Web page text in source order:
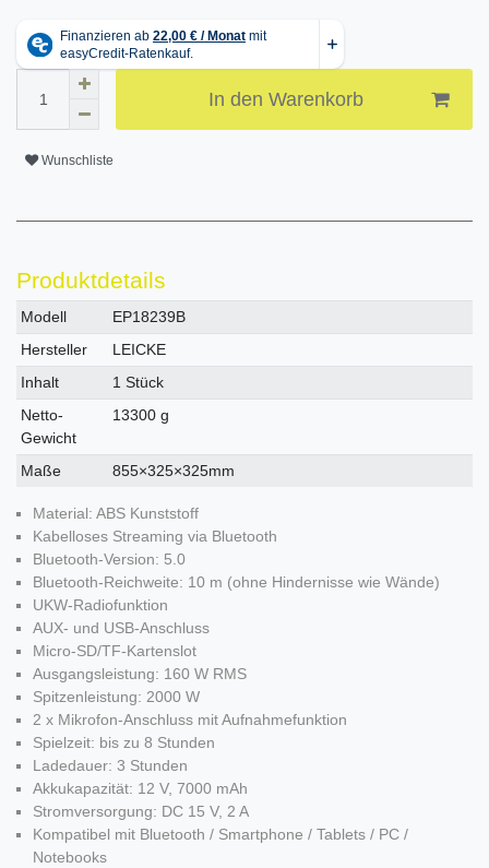
In den Warenkorb
Wunschliste
Produktdetails
Technisches
Merkmal
Wert
Modell
EP18239B
Hersteller
LEICKE
Inhalt
1 Stück
Netto-
Gewicht
13300 g
Maße 855×325×325mm
Material: ABS Kunststoff
Kabelloses Streaming via Bluetooth
Bluetooth-Version: 5.0
Bluetooth-Reichweite: 10 m (ohne Hindernisse wie Wände)
UKW-Radiofunktion
AUX- und USB-Anschluss
Micro-SD/TF-Kartenslot
Ausgangsleistung: 160 W RMS
Spitzenleistung: 2000 W
2 x Mikrofon-Anschluss mit Aufnahmefunktion
Spielzeit: bis zu 8 Stunden
Ladedauer: 3 Stunden
Akkukapazität: 12 V, 7000 mAh
Stromversorgung: DC 15 V, 2 A
Kompatibel mit Bluetooth / Smartphone / Tablets / PC /
Notebooks